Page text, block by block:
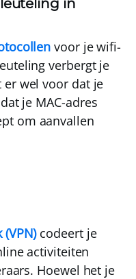
voor je wifi-
verbergt je
er wel voor dat je
je MAC-adres
om aanvallen
codeert je
activiteiten
Hoewel het je